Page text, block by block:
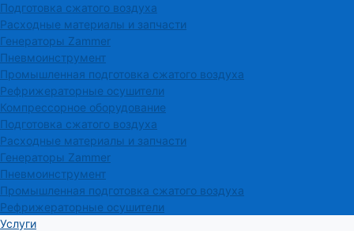
Подготовка сжатого воздуха
Расходные материалы и запчасти
Генераторы Zammer
Пневмоинструмент
Промышленная подготовка сжатого воздуха
Рефрижераторные осушители
Компрессорное оборудование
Подготовка сжатого воздуха
Расходные материалы и запчасти
Генераторы Zammer
Пневмоинструмент
Промышленная подготовка сжатого воздуха
Рефрижераторные осушители
Услуги